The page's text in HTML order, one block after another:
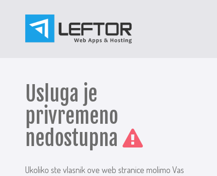
Usluga je
privremeno
nedostupna
Ukoliko ste vlasnik ove web stranice molimo Vas